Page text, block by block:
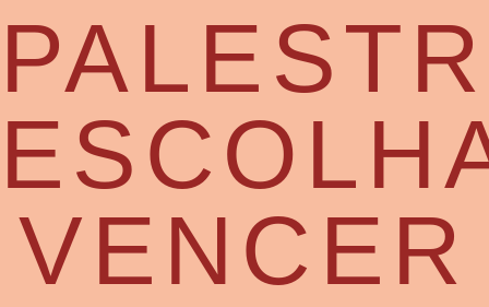
VENCER